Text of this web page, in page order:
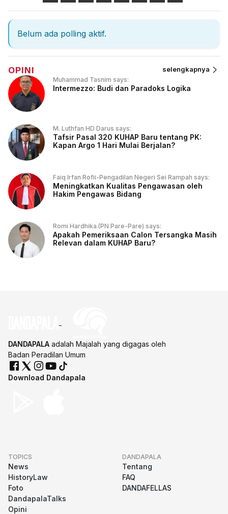
Belum ada polling aktif.
OPINI selengkapnya
Muhammad Tasnim says:
Intermezzo: Budi dan Paradoks Logika
M. Luthfan HD Darus says:
Tafsir Pasal 320 KUHAP Baru tentang PK:
Kapan Argo 1 Hari Mulai Berjalan?
Faiq Irfan Rofii-Pengadilan Negeri Sei Rampah says:
Meningkatkan Kualitas Pengawasan oleh
Hakim Pengawas Bidang
Romi Hardhika (PN Pare-Pare) says:
Apakah Pemeriksaan Calon Tersangka Masih
Relevan dalam KUHAP Baru?
DANDAPALA adalah Majalah yang digagas oleh
Badan Peradilan Umum
Download Dandapala
TOPICS
News
HistoryLaw
Foto
DandapalaTalks
Opini
DANDAPALA
Tentang
FAQ
DANDAFELLAS